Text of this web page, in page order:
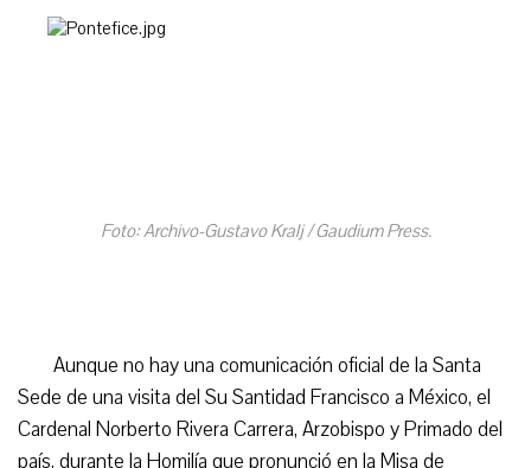
Foto: Archivo-Gustavo Kralj / Gaudium Press.
Aunque no hay una comunicación oficial de la Santa
Sede de una visita del Su Santidad Francisco a México, el
Cardenal Norberto Rivera Carrera, Arzobispo y Primado del
país, durante la Homilía que pronunció en la Misa de